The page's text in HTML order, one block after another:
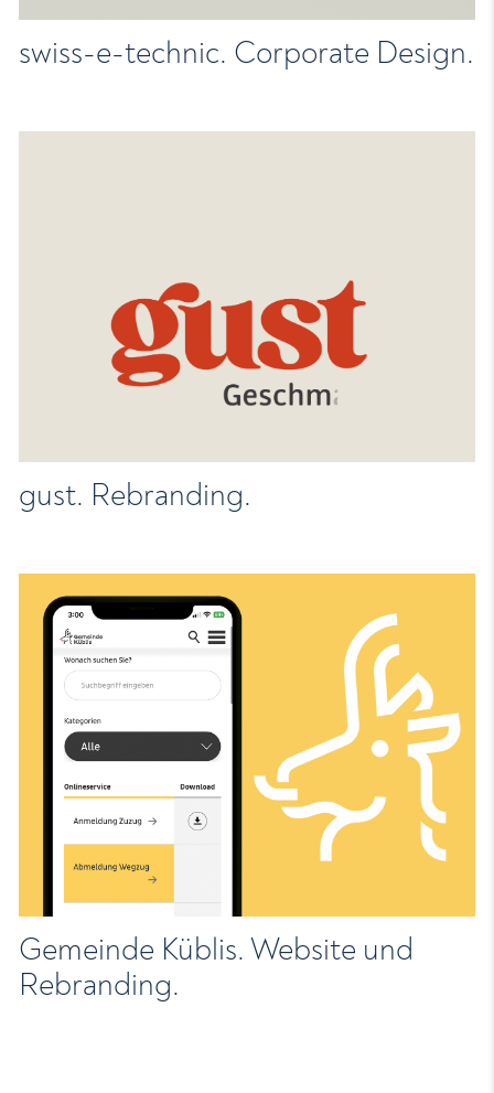
swiss-e-technic. Corporate Design.
gust. Rebranding.
Gemeinde Küblis. Website und
Rebranding.